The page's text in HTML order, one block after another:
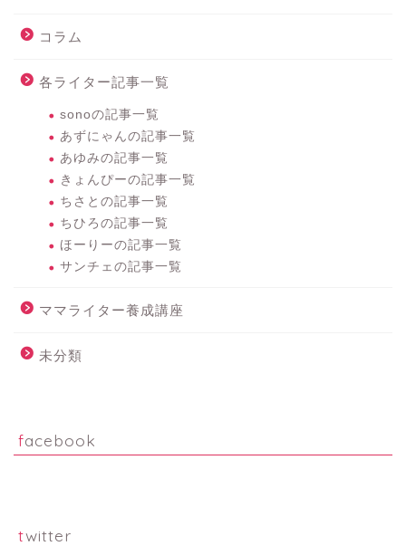
コラム
各ライター記事一覧
sonoの記事一覧
あずにゃんの記事一覧
あゆみの記事一覧
きょんぴーの記事一覧
ちさとの記事一覧
ちひろの記事一覧
ほーりーの記事一覧
サンチェの記事一覧
ママライター養成講座
未分類
facebook
twitter